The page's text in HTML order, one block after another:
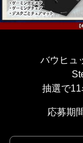
バウヒュ
抽選で11
応募期